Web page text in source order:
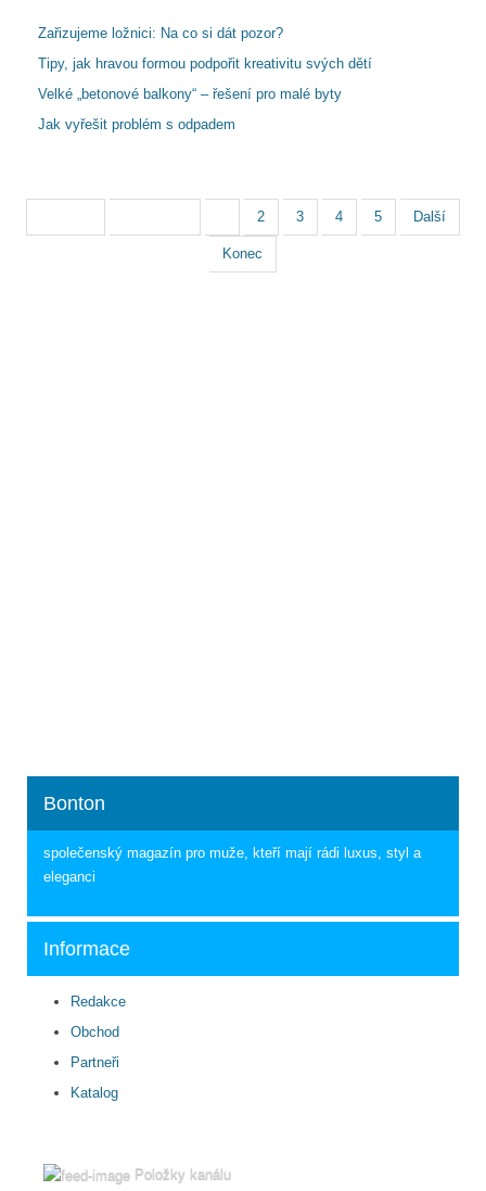
Zařizujeme ložnici: Na co si dát pozor?
Tipy, jak hravou formou podpořit kreativitu svých dětí
Velké „betonové balkony“ – řešení pro malé byty
Jak vyřešit problém s odpadem
2 3 4 5 Další
Konec
Bonton
společenský magazín pro muže, kteří mají rádi luxus, styl a
eleganci
Informace
Redakce
Obchod
Partneři
Katalog
Položky kanálu